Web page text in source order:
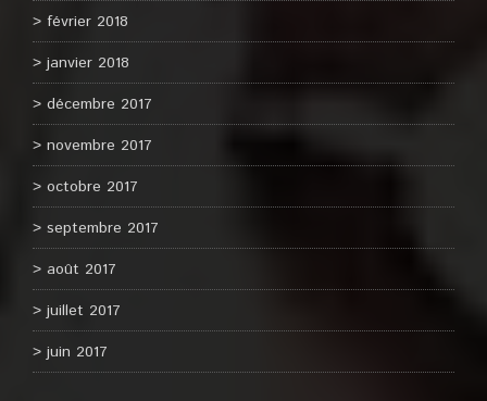
février 2018
janvier 2018
décembre 2017
novembre 2017
octobre 2017
septembre 2017
août 2017
juillet 2017
juin 2017